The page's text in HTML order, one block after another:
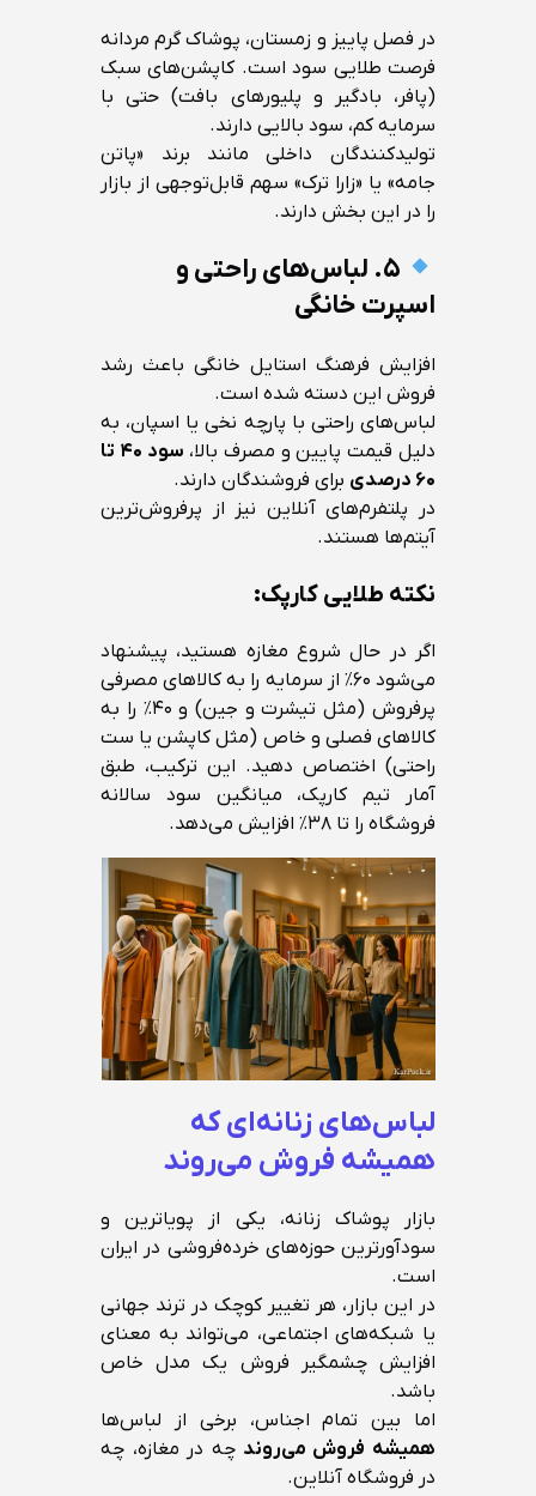
در فصل پاییز و زمستان، پوشاک گرم مردانه
فرصت طلایی سود است. کاپشن‌های سبک
(پافر، بادگیر و پلیورهای بافت) حتی با
سرمایه کم، سود بالایی دارند.
تولیدکنندگان داخلی مانند برند «پاتن
جامه» یا «زارا ترک» سهم قابل‌توجهی از بازار
را در این بخش دارند.
۵. لباس‌های راحتی و
اسپرت خانگی
افزایش فرهنگ استایل خانگی باعث رشد
فروش این دسته شده است.
لباس‌های راحتی با پارچه نخی یا اسپان، به
دلیل قیمت پایین و مصرف بالا،
سود ۴۰ تا
۶۰ درصدی
برای فروشندگان دارند.
در پلتفرم‌های آنلاین نیز از پرفروش‌ترین
آیتم‌ها هستند.
نکته طلایی کارپک:
اگر در حال شروع مغازه هستید، پیشنهاد
می‌شود ۶۰٪ از سرمایه را به کالاهای مصرفی
پرفروش (مثل تیشرت و جین) و ۴۰٪ را به
کالاهای فصلی و خاص (مثل کاپشن یا ست
راحتی) اختصاص دهید. این ترکیب، طبق
آمار تیم کارپک، میانگین سود سالانه
فروشگاه را تا ۳۸٪ افزایش می‌دهد.
لباس‌های زنانه‌ای که
همیشه فروش می‌روند
بازار پوشاک زنانه، یکی از پویاترین و
سودآورترین حوزه‌های خرده‌فروشی در ایران
است.
در این بازار، هر تغییر کوچک در ترند جهانی
یا شبکه‌های اجتماعی، می‌تواند به معنای
افزایش چشمگیر فروش یک مدل خاص
باشد.
اما بین تمام اجناس، برخی از لباس‌ها
همیشه فروش می‌روند چه در مغازه، چه
در فروشگاه آنلاین.